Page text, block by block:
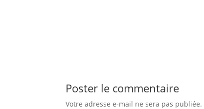
Poster le commentaire
Votre adresse e-mail ne sera pas publiée.